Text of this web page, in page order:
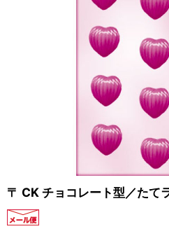
〒 CK チョコレート型／たて